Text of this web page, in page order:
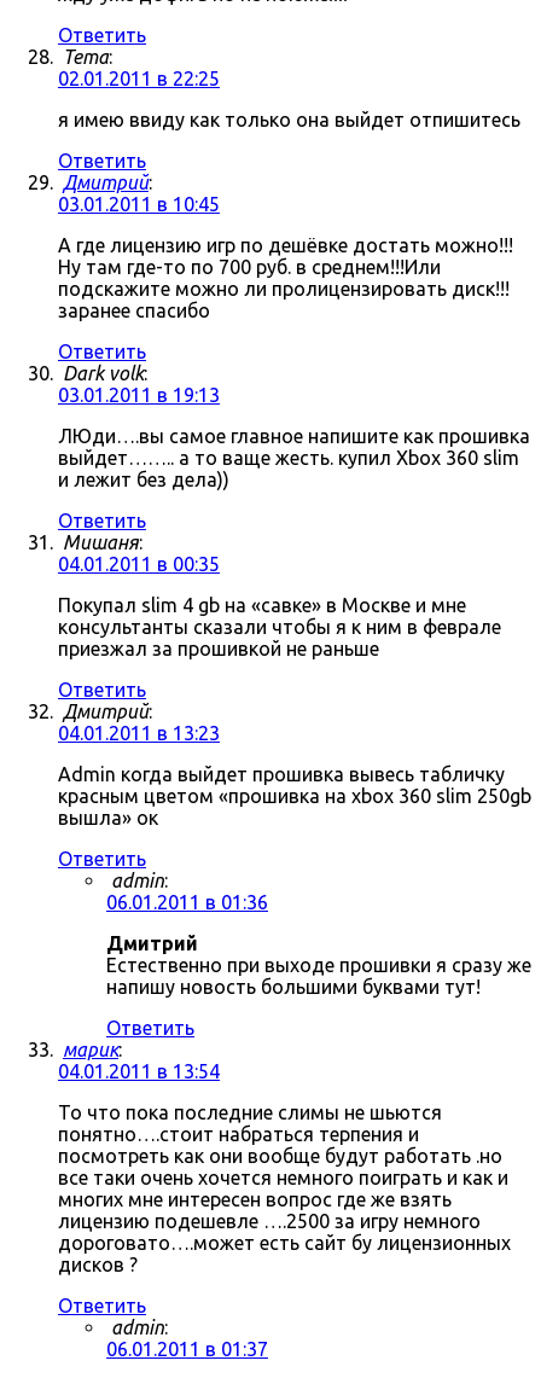
Ответить
Tema:
02.01.2011 в 22:25
я имею ввиду как только она выйдет отпишитесь
Ответить
Дмитрий:
03.01.2011 в 10:45
А где лицензию игр по дешёвке достать можно!!!
Ну там где-то по 700 руб. в среднем!!!Или
подскажите можно ли пролицензировать диск!!!
заранее спасибо
Ответить
Dark volk:
03.01.2011 в 19:13
ЛЮди….вы самое главное напишите как прошивка
выйдет…….. а то ваще жесть. купил Xbox 360 slim
и лежит без дела))
Ответить
Мишаня:
04.01.2011 в 00:35
Покупал slim 4 gb на «савке» в Москве и мне
консультанты сказали чтобы я к ним в феврале
приезжал за прошивкой не раньше
Ответить
Дмитрий:
04.01.2011 в 13:23
Admin когда выйдет прошивка вывесь табличку
красным цветом «прошивка на xbox 360 slim 250gb
вышла» ок
Ответить
admin:
06.01.2011 в 01:36
Дмитрий
Естественно при выходе прошивки я сразу же
напишу новость большими буквами тут!
Ответить
марик:
04.01.2011 в 13:54
То что пока последние слимы не шьются
понятно….стоит набраться терпения и
посмотреть как они вообще будут работать .но
все таки очень хочется немного поиграть и как и
многих мне интересен вопрос где же взять
лицензию подешевле ….2500 за игру немного
дороговато….может есть сайт бу лицензионных
дисков ?
Ответить
admin:
06.01.2011 в 01:37